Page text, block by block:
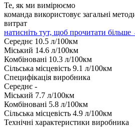
Те, як ми вимірюємо
команда використовує загальні
витрат
натисніть тут, щоб прочитати більше
Середнє 10.5 л/100км
Міський 14.6 л/100км
Комбіновані 10.3 л/100км
Сільська місцевість 9.1 л/100км
Специфікація виробника
Середнє -
Міський 7.7 л/100км
Комбіновані 5.8 л/100км
Сільська місцевість 4.9 л/100км
Технічні характеристики виробника